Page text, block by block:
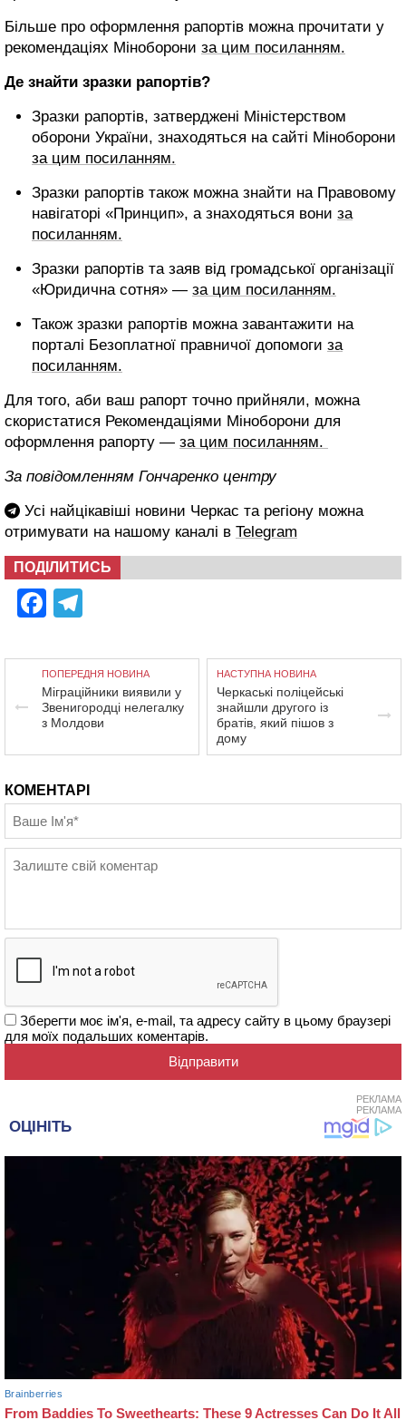
Більше про оформлення рапортів можна прочитати у
рекомендаціях Міноборони за цим посиланням.
Де знайти зразки рапортів?
Зразки рапортів, затверджені Міністерством
оборони України, знаходяться на сайті Міноборони
за цим посиланням.
Зразки рапортів також можна знайти на Правовому
навігаторі «Принцип», а знаходяться вони за
посиланням.
Зразки рапортів та заяв від громадської організації
«Юридична сотня» — за цим посиланням.
Також зразки рапортів можна завантажити на
порталі Безоплатної правничої допомоги за
посиланням.
Для того, аби ваш рапорт точно прийняли, можна
скористатися Рекомендаціями Міноборони для
оформлення рапорту — за цим посиланням.
За повідомленням Гончаренко центру
Усі найцікавіші новини Черкас та регіону можна
отримувати на нашому каналі в Telegram
ПОДІЛИТИСЬ
Facebook
ПОПЕРЕДНЯ НОВИНА
Міграційники виявили у
Звенигородці нелегалку
з Молдови
НАСТУПНА НОВИНА
Черкаські поліцейські
знайшли другого із
братів, який пішов з
дому
КОМЕНТАРІ
Зберегти моє ім'я, e-mail, та адресу сайту в цьому браузері
для моїх подальших коментарів.
РЕКЛАМА
РЕКЛАМА